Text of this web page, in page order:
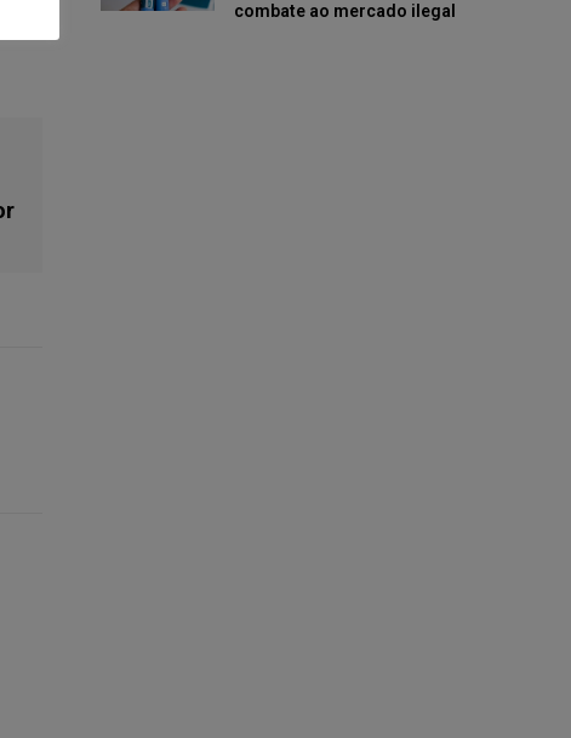
combate ao mercado ilegal